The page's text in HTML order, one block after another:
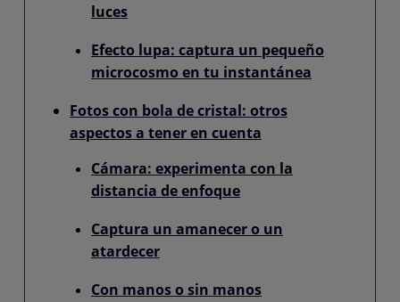
luces
Efecto lupa: captura un pequeño
microcosmo en tu instantánea
Fotos con bola de cristal: otros
aspectos a tener en cuenta
Cámara: experimenta con la
distancia de enfoque
Captura un amanecer o un
atardecer
Con manos o sin manos